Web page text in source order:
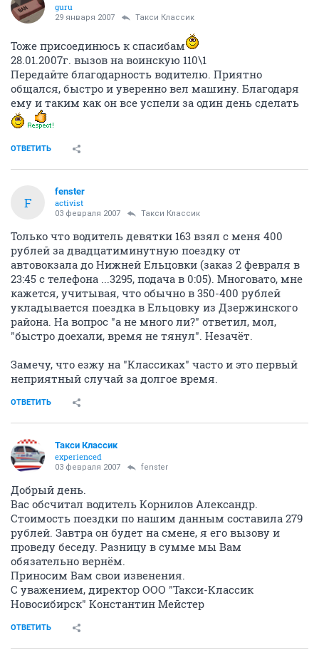
guru
29 января 2007 Такси Классик
Тоже присоединюсь к спасибам
28.01.2007г. вызов на воинскую 110\1
Передайте благодарность водителю. Приятно
общался, быстро и уверенно вел машину. Благодаря
ему и таким как он все успели за один день сделать
ОТВЕТИТЬ
F
fenster
activist
03 февраля 2007 Такси Классик
Только что водитель девятки 163 взял с меня 400
рублей за двадцатиминутную поездку от
автовокзала до Нижней Ельцовки (заказ 2 февраля в
23:45 с телефона ...3295, подача в 0:05). Многовато, мне
кажется, учитывая, что обычно в 350-400 рублей
укладывается поездка в Ельцовку из Дзержинского
района. На вопрос "а не много ли?" ответил, мол,
"быстро доехали, время не тянул". Незачёт.
Замечу, что езжу на "Классиках" часто и это первый
неприятный случай за долгое время.
ОТВЕТИТЬ
Такси Классик
experienced
03 февраля 2007 fenster
Добрый день.
Вас обсчитал водитель Корнилов Александр.
Стоимость поездки по нашим данным составила 279
рублей. Завтра он будет на смене, я его вызову и
проведу беседу. Разницу в сумме мы Вам
обязательно вернём.
Приносим Вам свои извенения.
С уважением, директор ООО "Такси-Классик
Новосибирск" Константин Мейстер
ОТВЕТИТЬ